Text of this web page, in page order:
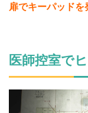
扉でキーパッドを
医師控室で